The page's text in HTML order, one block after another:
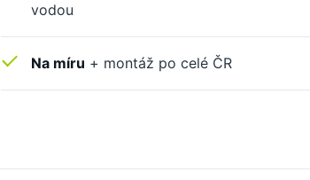
vodou
Na míru + montáž po celé ČR